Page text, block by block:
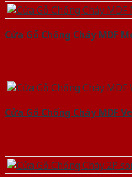
Cửa Gỗ Chống Cháy MDF
Cửa Gỗ Chống Cháy MDF